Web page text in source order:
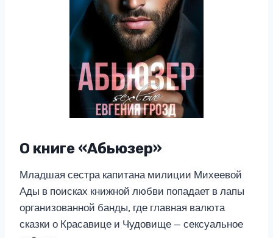
О книге «Абьюзер»
Младшая сестра капитана милиции Михеевой
Ады в поисках книжной любви попадает в лапы
организованной банды, где главная валюта
сказки о Красавице и Чудовище — сексуальное